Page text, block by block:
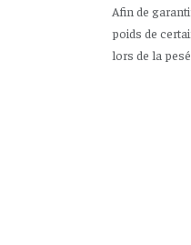
Afin de
poids de
lors de la